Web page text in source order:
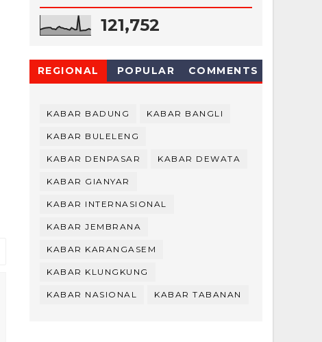
121,752
REGIONAL POPULAR COMMENTS
KABAR BADUNG KABAR BANGLI
KABAR BULELENG
KABAR DENPASAR KABAR DEWATA
KABAR GIANYAR
KABAR INTERNASIONAL
KABAR JEMBRANA
KABAR KARANGASEM
KABAR KLUNGKUNG
KABAR NASIONAL KABAR TABANAN